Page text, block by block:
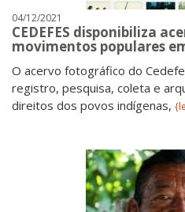
04/12/2021
CEDEFES disponibiliza
movimentos populares
O acervo fotográfico do
registro, pesquisa, coleta e
direitos dos povos indígenas,